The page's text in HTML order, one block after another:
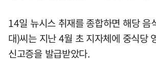
14일 뉴시스 취재를 종합하면 해당 음
대)씨는 지난 4월 초 지자체에 중식당
신고증을 발급받았다.